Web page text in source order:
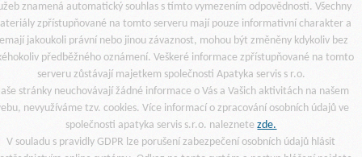
znamená automatický souhlas s tímto vymezením odpovědnosti. Všechny
zpřístupňované na tomto serveru mají pouze informativní charakter a
jakoukoli právní nebo jinou závaznost, mohou být změněny kdykoliv bez
předběžného oznámení. Veškeré informace zpřístupňované na tomto
serveru zůstávají majetkem společnosti Apatyka servis s r.o.
stránky neuchovávají žádné informace o Vás a Vašich aktivitách na našem
nevyužíváme tzv. cookies. Více informací o zpracování osobních údajů ve
společnosti apatyka servis s.r.o. naleznetezde.
V souladu s pravidly GDPR lze porušení zabezpečení osobních údajů hlásit